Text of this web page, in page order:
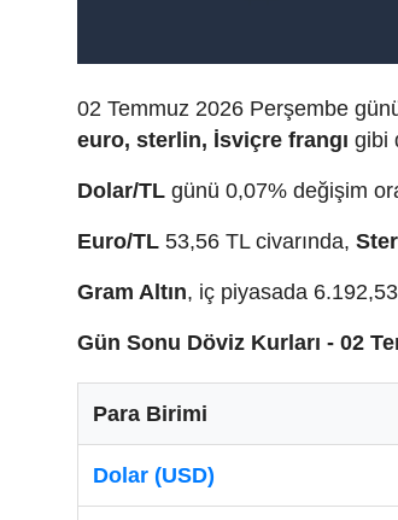
02 Temmuz 2026 Perşembe
euro, sterlin, İsviçre frangı gibi
Dolar/TL günü 0,07% değişim
Euro/TL 53,56 TL civarında,
Gram Altın, iç piyasada
Gün Sonu Döviz Kurları - 02
Para Birimi
Dolar (USD)